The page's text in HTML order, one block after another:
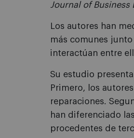
Journal of Business
Los autores han
más comunes
interactúan entre
Su estudio
Primero, los
reparaciones.
han diferenciado
procedentes de